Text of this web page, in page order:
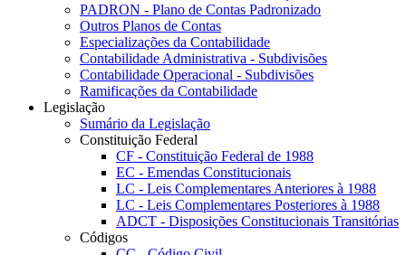
PADRON - Plano de Contas Padronizado
Outros Planos de Contas
Especializações da Contabilidade
Contabilidade Administrativa - Subdivisões
Contabilidade Operacional - Subdivisões
Ramificações da Contabilidade
Legislação
Sumário da Legislação
Constituição Federal
CF - Constituição Federal de 1988
EC - Emendas Constitucionais
LC - Leis Complementares Anteriores à 1988
LC - Leis Complementares Posteriores à 1988
ADCT - Disposições Constitucionais Transitórias
Códigos